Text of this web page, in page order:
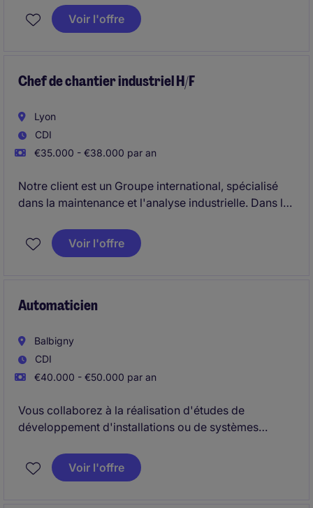
nouveau Electrotechnicien H/F pour occuper un
poste pour le site de Feyzin.
Voir l'offre
Chef de chantier industriel H/F
Lyon
CDI
€35.000 - €38.000 par an
Notre client est un Groupe international, spécialisé
dans la maintenance et l'analyse industrielle. Dans le
nouveau Chef de chantier industriel H/F pour
occuper un poste au Sud de Lyon.
Voir l'offre
Automaticien
Balbigny
CDI
€40.000 - €50.000 par an
Vous collaborez à la réalisation d'études de
développement d'installations ou de systèmes
contrôle commande ou supervision.
Voir l'offre